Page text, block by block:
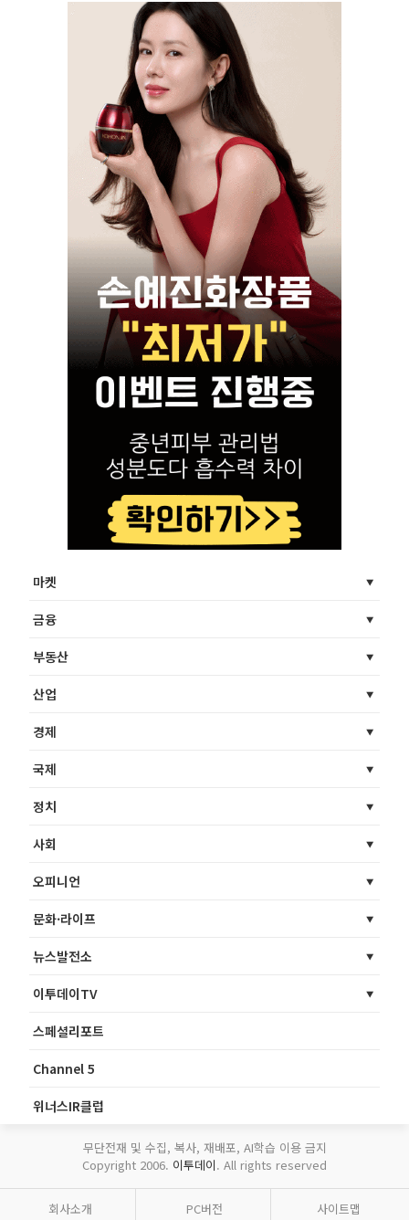
마켓
금융
부동산
산업
경제
국제
정치
사회
오피니언
문화·라이프
뉴스발전소
이투데이TV
스페셜리포트
Channel 5
위너스IR클럽
무단전재 및 수집, 복사, 재배포, AI학습 이용 금지
Copyright 2006. 이투데이. All rights reserved
회사소개 PC버전 사이트맵